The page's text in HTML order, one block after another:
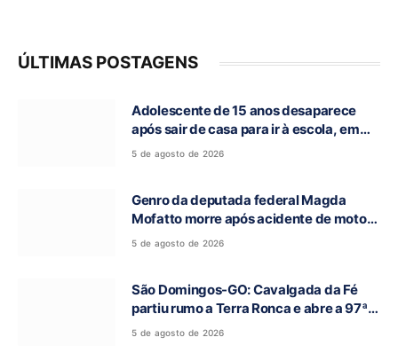
ÚLTIMAS POSTAGENS
Adolescente de 15 anos desaparece
após sair de casa para ir à escola, em
Campos Belos-GO
5 de agosto de 2026
Genro da deputada federal Magda
Mofatto morre após acidente de moto
na BR-153
5 de agosto de 2026
São Domingos-GO: Cavalgada da Fé
partiu rumo a Terra Ronca e abre a 97ª
Romaria do Bom Jesus da Lapa
5 de agosto de 2026